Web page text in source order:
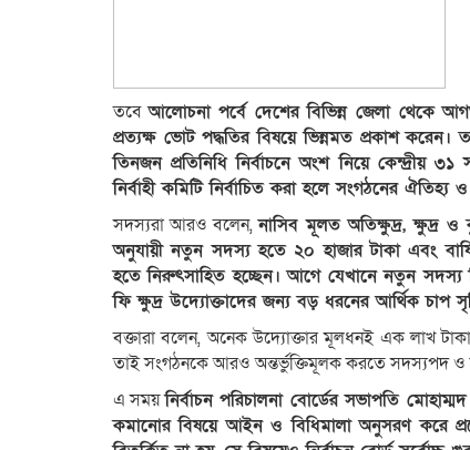
তবেআলোচনা পর্বে দেশের বিভিন্ন জেলা থেকে
প্রত্যক্ষ ভোট পদ্ধতির বিষয়ে ভিন্নমত প্রকাশ করেন।
তিনজন প্রতিনিধি নির্বাচনে অংশ নিয়ে কেন্দ্রীয়
নির্বাহী কমিটি নির্বাচিত করা হলে সংগঠনের ঐতিহ্য
সদস্যরা আরও বলেন,নাসিব মূলত অতিক্ষুদ্র, ক্ষুদ্র
অনুযায়ী নতুন সদস্য হতে ২০ হাজার টাকা এবং
হতে নিরুৎসাহিত হচ্ছেন। আগে যেখানে নতুন সদস্য
ফি ক্ষুদ্র উদ্যোক্তাদের জন্য বড় ধরনের আর্থিক চাপ
বক্তারা বলেন, অনেক উদ্যোক্তার মূলধনই এক লাখ
তাই সংগঠনকে আরও অন্তর্ভুক্তিমূলক করতে সদস্যপদ ও
এ সময়নির্বাচন পরিচালনা বোর্ডের সভাপতি
কমানোর বিষয়ে আইন ও বিধিমালা অনুসরণ করে